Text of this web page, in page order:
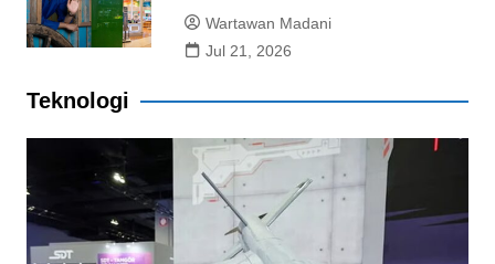
Wartawan Madani
Jul 21, 2026
Teknologi